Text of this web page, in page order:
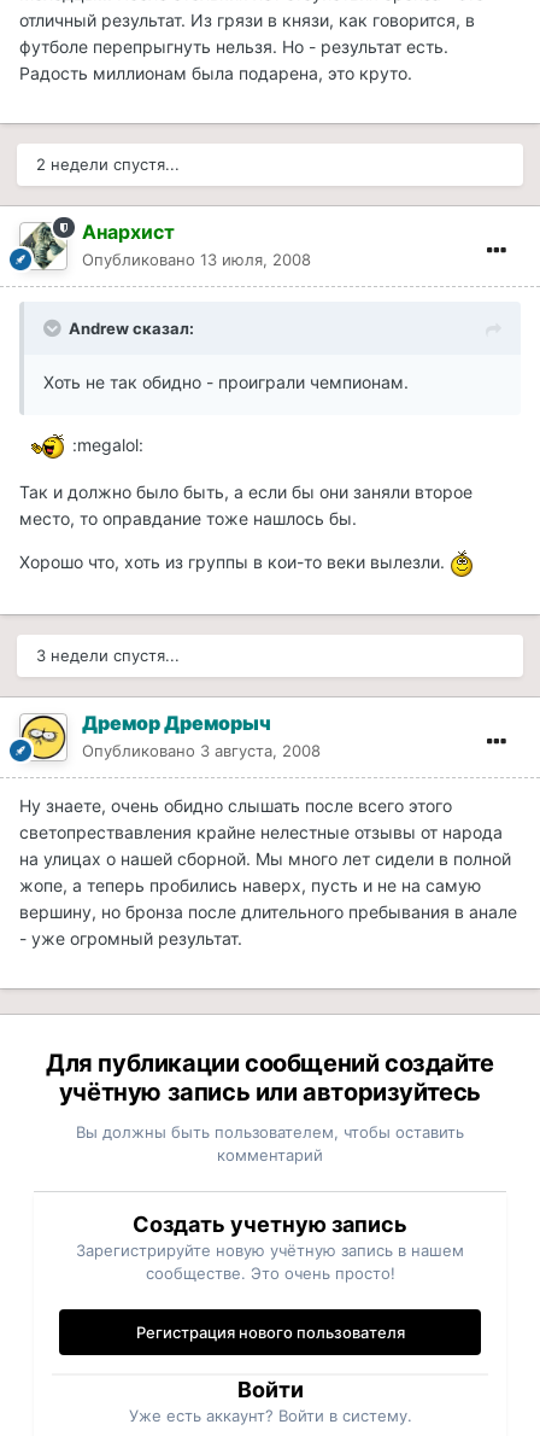
отличный результат. Из грязи в князи, как говорится, в
футболе перепрыгнуть нельзя. Но - результат есть.
Радость миллионам была подарена, это круто.
2 недели спустя...
Анархист
Опубликовано 13 июля, 2008
Andrew сказал:
Хоть не так обидно - проиграли чемпионам.
:megalol:
Так и должно было быть, а если бы они заняли второе
место, то оправдание тоже нашлось бы.
Хорошо что, хоть из группы в кои-то веки вылезли.
3 недели спустя...
Дремор Дреморыч
Опубликовано 3 августа, 2008
Ну знаете, очень обидно слышать после всего этого
светопрествавления крайне нелестные отзывы от народа
на улицах о нашей сборной. Мы много лет сидели в полной
жопе, а теперь пробились наверх, пусть и не на самую
вершину, но бронза после длительного пребывания в анале
- уже огромный результат.
Для публикации сообщений создайте
учётную запись или авторизуйтесь
Вы должны быть пользователем, чтобы оставить
комментарий
Создать учетную запись
Зарегистрируйте новую учётную запись в нашем
сообществе. Это очень просто!
Регистрация нового пользователя
Войти
Уже есть аккаунт? Войти в систему.